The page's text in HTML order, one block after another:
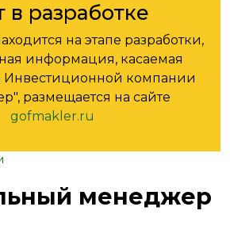
в разработке
на этапе разработки,
информация, касаемая
Инвестиционной компании
размещается на сайте
gofmakler.ru
менеджер